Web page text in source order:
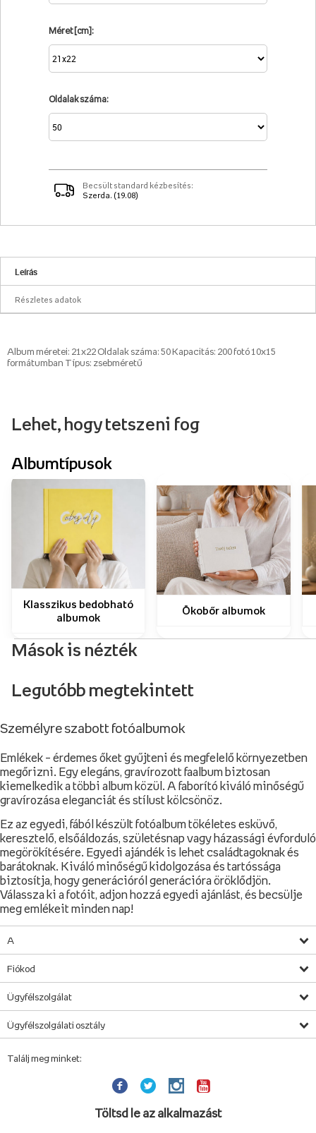
Méret [cm]:
Oldalak száma:
Becsült standard kézbesítés:
Szerda. (19.08)
Leírás
Részletes adatok
Album méretei: 21x22 Oldalak száma: 50 Kapacitás: 200 fotó 10x15
formátumban Típus: zsebméretű
Lehet, hogy tetszeni fog
Albumtípusok
Klasszikus bedobható
albumok
Ökobőr albumok
Mások is nézték
Legutóbb megtekintett
Személyre szabott fotóalbumok
Emlékek – érdemes őket gyűjteni és megfelelő környezetben
megőrizni. Egy elegáns, gravírozott faalbum biztosan
kiemelkedik a többi album közül. A faborító kiváló minőségű
gravírozása eleganciát és stílust kölcsönöz.
Ez az egyedi, fából készült fotóalbum tökéletes esküvő,
keresztelő, elsőáldozás, születésnap vagy házassági évforduló
megörökítésére. Egyedi ajándék is lehet családtagoknak és
barátoknak. Kiváló minőségű kidolgozása és tartóssága
biztosítja, hogy generációról generációra öröklődjön.
Válassza ki a fotóit, adjon hozzá egyedi ajánlást, és becsülje
meg emlékeit minden nap!
A
Fiókod
Ügyfélszolgálat
Ügyfélszolgálati osztály
Találj meg minket:
Töltsd le az alkalmazást